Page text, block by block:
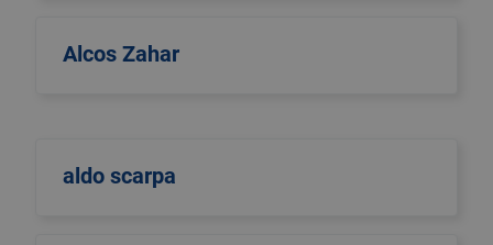
Alcos Zahar
aldo scarpa